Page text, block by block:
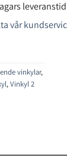
leveranstid
vår
vinkylar,
,Vinkyl 2